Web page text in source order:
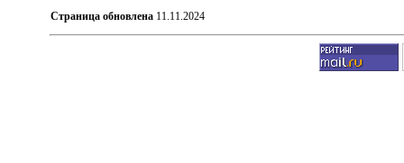
Страница обновлена 11.11.2024